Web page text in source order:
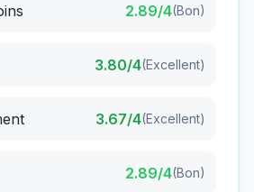
2.89/4(Bon)
3.80/4(Excellent)
3.67/4(Excellent)
2.89/4(Bon)